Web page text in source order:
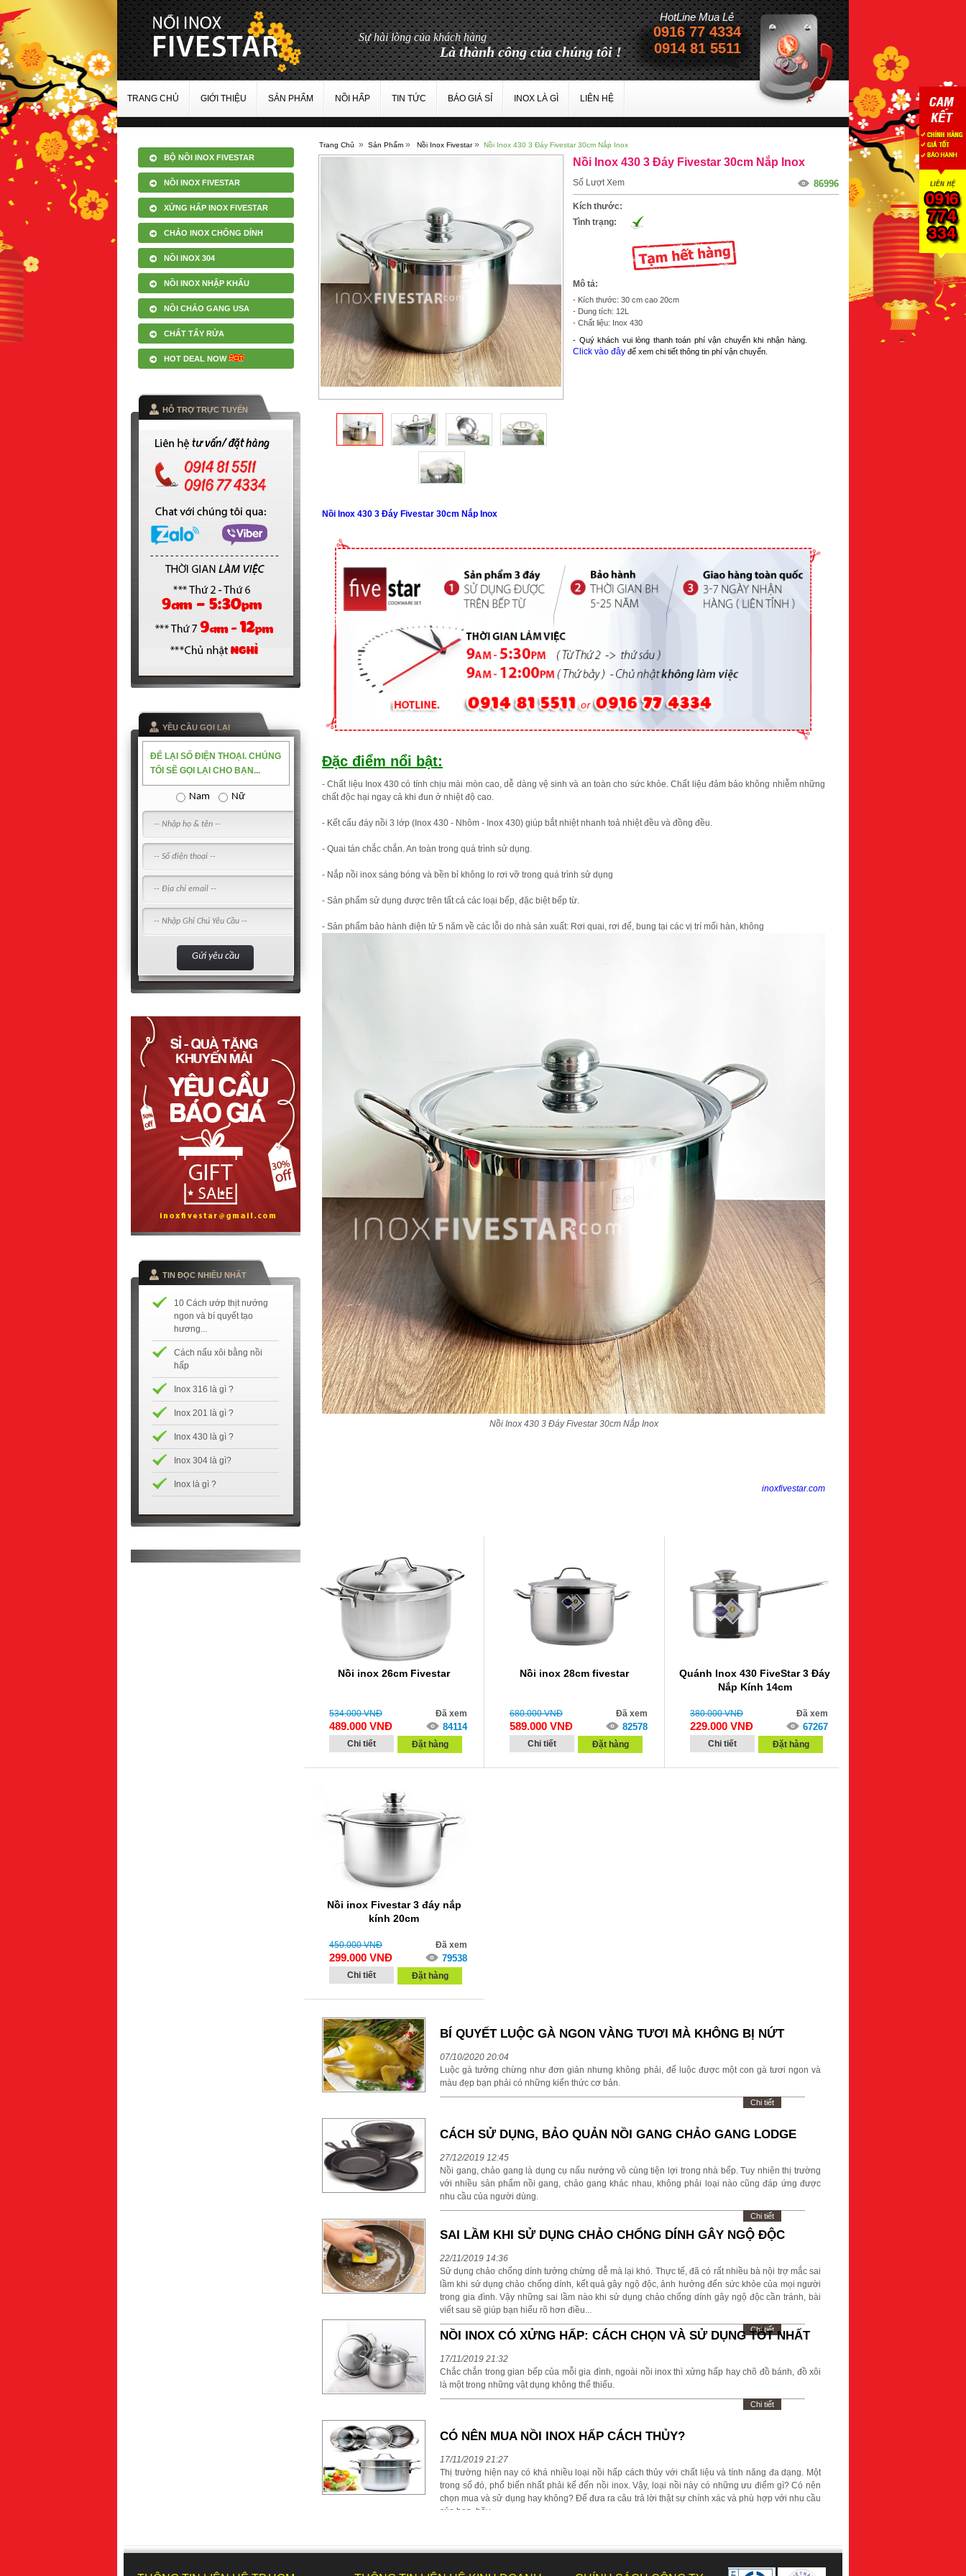
HotLine Mua Lẻ
0916 77 4334
0914 81 5511
Sự hài lòng của khách hàng
Là thành công
TRANG CHỦ GIỚI THIỆU SẢN PHẨM NỒI HẤP TIN TỨC BÁO GIÁ SỈ INOX LÀ GÌ LIÊN HỆ
BỘ NỒI INOX FIVESTAR
NỒI INOX FIVESTAR
XỬNG HẤP INOX FIVESTAR
CHẢO INOX CHỐNG DÍNH
NỒI INOX 304
NỒI INOX NHẬP KHẨU
NỒI CHẢO GANG USA
CHẤT TẨY RỬA
HOT DEAL NOW
HỖ TRỢ TRỰC TUYẾN
YỀU CẦU GỌI LẠI
ĐỂ LẠI SỐ ĐIỆN THOẠI. CHÚNG
TÔI SẼ GỌI LẠI CHO BẠN...
Nam Nữ
TIN ĐỌC NHIỀU NHẤT
10 Cách ướp thịt nướng
ngon và bí quyết tạo
hương...
Cách nấu xôi bằng nồi
hấp
Inox 316 là gì ?
Inox 201 là gì ?
Inox 430 là gì ?
Inox 304 là gì?
Inox là gì ?
Trang Chủ » Sản Phẩm » Nồi Inox Fivestar » Nồi Inox 430 3 Đáy Fivestar 30cm Nắp Inox
Nồi Inox 430 3 Đáy Fivestar 30cm Nắp Inox
Số Lượt Xem 86996
Kích thước:
Tình trạng:
Mô tả:
- Kích thước: 30 cm cao 20cm
- Dung tích: 12L
- Chất liệu: Inox 430
- Quý khách vui lòng thanh toán phí vận chuyển khi nhận hàng.
Click vào đây để xem chi tiết thông tin phí vận chuyển.
Nồi Inox 430 3 Đáy Fivestar 30cm Nắp Inox
Đặc điểm nổi bật:
- Chất liệu Inox 430 có tính chịu mài mòn cao, dễ dàng vệ sinh và an toàn cho sức khỏe. Chất liệu đảm bảo không nhiễm những
chất độc hại ngay cả khi đun ở nhiệt độ cao.
- Kết cấu đáy nồi 3 lớp (Inox 430 - Nhôm - Inox 430) giúp bắt nhiệt nhanh toả nhiệt đều và đồng đều.
- Quai tán chắc chắn. An toàn trong quá trình sử dụng.
- Nắp nồi inox sáng bóng và bền bỉ không lo rơi vỡ trong quá trình sử dụng
- Sản phẩm sử dụng được trên tất cả các loại bếp, đặc biệt bếp từ.
- Sản phẩm bảo hành điện tử 5 năm về các lỗi do nhà sản xuất: Rơi quai, rơi đế, bung tại các vị trí mối hàn, không
Nồi Inox 430 3 Đáy Fivestar 30cm Nắp Inox
inoxfivestar.com
Nồi inox 26cm Fivestar
534.000VNĐ
489.000 VNĐ
Đã xem
84114
Chi tiết Đặt hàng
Nồi inox 28cm fivestar
680.000VNĐ
589.000 VNĐ
Đã xem
82578
Chi tiết Đặt hàng
Quánh Inox 430 FiveStar 3 Đáy
Nắp Kính 14cm
380.000VNĐ
229.000 VNĐ
Đã xem
67267
Chi tiết Đặt hàng
Nồi inox Fivestar 3 đáy nắp
kính 20cm
450.000VNĐ
299.000 VNĐ
Đã xem
79538
Chi tiết Đặt hàng
BÍ QUYẾT LUỘC GÀ NGON VÀNG TƯƠI MÀ KHÔNG BỊ NỨT
07/10/2020 20:04
Luộc gà tưởng chừng như đơn giản nhưng không phải, để luộc được một con gà tươi ngon và
màu đẹp bạn phải có những kiến thức cơ bản.
Chi tiết
CÁCH SỬ DỤNG, BẢO QUẢN NỒI GANG CHẢO GANG LODGE
27/12/2019 12:45
Nồi gang, chảo gang là dụng cụ nấu nướng vô cùng tiện lợi trong nhà bếp. Tuy nhiên thị trường
với nhiều sản phẩm nồi gang, chảo gang khác nhau, không phải loại nào cũng đáp ứng được
nhu cầu của người dùng.
Chi tiết
SAI LẦM KHI SỬ DỤNG CHẢO CHỐNG DÍNH GÂY NGỘ ĐỘC
22/11/2019 14:36
Sử dụng chảo chống dính tưởng chừng dễ mà lại khó. Thực tế, đã có rất nhiều bà nội trợ mắc sai
lầm khi sử dụng chảo chống dính, kết quả gây ngộ độc, ảnh hưởng đến sức khỏe của mọi người
trong gia đình. Vậy những sai lầm nào khi sử dụng chảo chống dính gây ngộ độc cần tránh, bài
viết sau sẽ giúp bạn hiểu rõ hơn điều...
Chi tiết
NỒI INOX CÓ XỬNG HẤP: CÁCH CHỌN VÀ SỬ DỤNG TỐT NHẤT
17/11/2019 21:32
Chắc chắn trong gian bếp của mỗi gia đình, ngoài nồi inox thì xửng hấp hay chõ đồ bánh, đồ xôi
là một trong những vật dụng không thể thiếu.
Chi tiết
CÓ NÊN MUA NỒI INOX HẤP CÁCH THỦY?
17/11/2019 21:27
Thị trường hiện nay có khá nhiều loại nồi hấp cách thủy với chất liệu và tính năng đa dạng. Một
trong số đó, phổ biến nhất phải kể đến nồi inox. Vậy, loại nồi này có những ưu điểm gì? Có nên
chọn mua và sử dụng hay không? Để đưa ra câu trả lời thật sự chính xác và phù hợp với nhu cầu
của bạn, hãy